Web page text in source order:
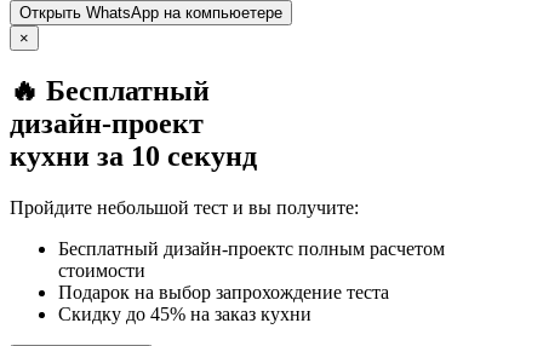
Открыть WhatsApp на компьюетере
×
🔥 Бесплатный
дизайн-проект
кухни за 10 секунд
Пройдите небольшой тест и вы получите:
Бесплатный дизайн-проектс полным расчетом
стоимости
Подарок на выбор запрохождение теста
Скидку до 45% на заказ кухни